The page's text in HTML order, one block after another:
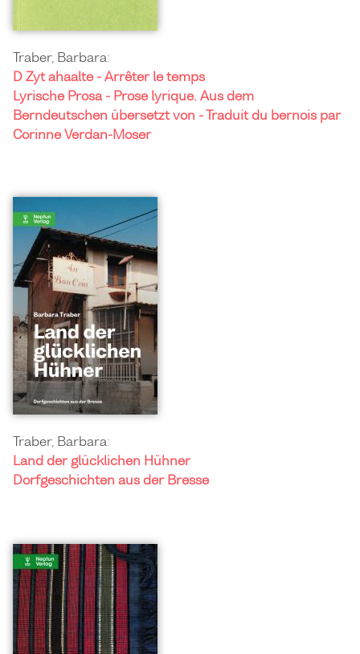
Traber, Barbara:
D Zyt ahaalte - Arrêter le temps
Lyrische Prosa - Prose lyrique. Aus dem
Berndeutschen übersetzt von - Traduit du bernois par
Corinne Verdan-Moser
Traber, Barbara:
Land der glücklichen Hühner
Dorfgeschichten aus der Bresse